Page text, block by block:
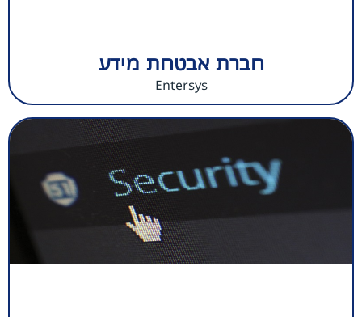
חברת אבטחת מידע
Entersys